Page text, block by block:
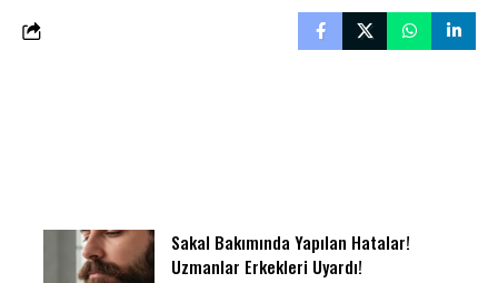
Sakal Bakımında Yapılan Hatalar!
Uzmanlar Erkekleri Uyardı!